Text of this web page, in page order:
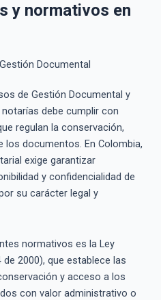
y normativos en
de Gestión Documental y
debe cumplir con
regulan la conservación,
los documentos. En Colombia,
exige garantizar
y confidencialidad de
su carácter legal y
normativos es la Ley
2000), que establece las
y acceso a los
con valor administrativo o